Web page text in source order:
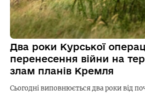
Два роки Курської
перенесення війни на
злам планів Кремля
Сьогодні виповнюється два роки від